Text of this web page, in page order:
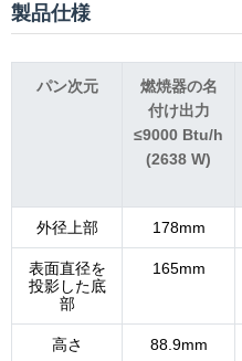
製品仕様
パン次元
燃焼器の名
付け出力
≤9000 Btu/h
(2638 W)
外径上部 178mm
表面直径を
投影した底
部
165mm
高さ 88.9mm